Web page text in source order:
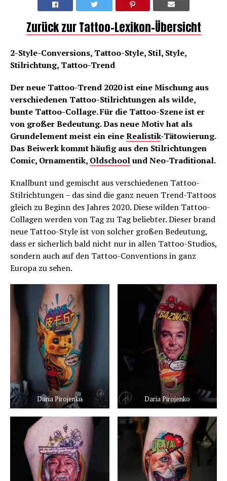
Zurück zur Tattoo-Lexikon-Übersicht
2-Style-Conversions, Tattoo-Style, Stil, Style,
Stilrichtung, Tattoo-Trend
Der neue Tattoo-Trend 2020 ist eine Mischung aus
verschiedenen Tattoo-Stilrichtungen als wilde,
bunte Tattoo-Collage. Für die Tattoo-Szene ist er
von großer Bedeutung. Das neue Motiv hat als
Grundelement meist ein eineRealistik-Tätowierung.
Das Beiwerk kommt häufig aus den Stilrichtungen
Comic, Ornamentik, Oldschoolund Neo-Traditional.
Knallbunt und gemischt aus verschiedenen Tattoo-
Stilrichtungen – das sind die ganz neuen Trend-Tattoos
gleich zu Beginn des Jahres 2020. Diese wilden Tattoo-
Collagen werden von Tag zu Tag beliebter. Dieser brand
neue Tattoo-Style ist von solcher großen Bedeutung,
dass er sicherlich bald nicht nur in allen Tattoo-Studios,
sondern auch auf den Tattoo-Conventions in ganz
Europa zu sehen.
Daria Pirojenko Daria Pirojenko